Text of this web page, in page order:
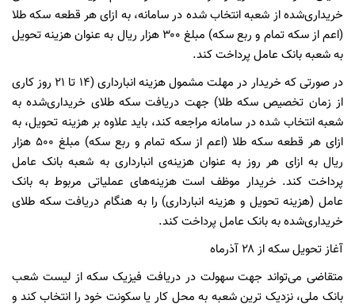
خریداری‌شده از شعبه انتخاب‌ شده در سامانه، به ازای هر قطعه سکه طلا
(اعم از سکه تمام و ربع سکه) مبلغ ۳۰۰ هزار ریال به عنوان هزینه تحویل
به شعبه بانک عامل پرداخت کند.
در صورتی که خریدار در مهلت مشمول هزینه انبارداری (۱۴ تا ۲۱ روز کاری
از زمان تخصیص سکه طلا) جهت دریافت سکه طلای خریداری‌شده به
شعبه انتخاب‌ شده در سامانه مراجعه کند، باید علاوه بر هزینه تحویل، به
ازای هر قطعه سکه طلا (اعم از سکه تمام و ربع سکه) مبلغ ۵۰۰ هزار
ریال به ازای هر روز به عنوان هزینه‌ی انبارداری به شعبه بانک عامل
پرداخت کند. خریدار موظف است هزینه‌های عملیاتی مربوط به بانک
عامل (هزینه تحویل و هزینه انبارداری) را به هنگام دریافت سکه طلای
خریداری‌شده به بانک عامل پرداخت کند.
آغاز تحویل سکه از ۲۸ آذرماه
متقاضی می‌تواند جهت سهولت در دریافت فیزیک سکه از لیست شعب
بانک ملی، نزدیک ترین شعبه به محل کار یا سکونت خود را انتخاب کند و